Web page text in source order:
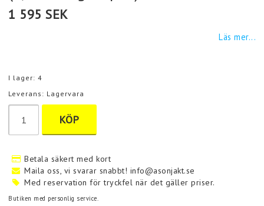
1 595 SEK
Läs mer...
I lager: 4
Leverans: Lagervara
KÖP
Betala säkert med kort
Maila oss, vi svarar snabbt! info@asonjakt.se
Med reservation för tryckfel när det gäller priser.
Butiken med personlig service.